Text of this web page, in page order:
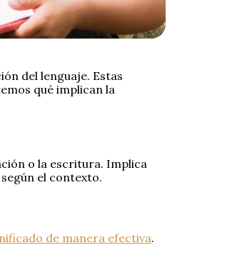
del lenguaje. Estas
qué implican la
o la escritura. Implica
el contexto.
de manera efectiva.